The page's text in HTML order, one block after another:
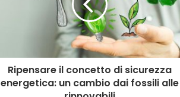
Ripensare il concetto di sicurezza
energetica: un cambio dai fossili alle